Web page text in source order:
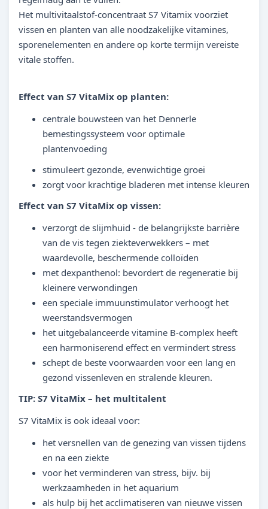
Het multivitaalstof-concentraat S7 Vitamix voorziet
vissen en planten van alle noodzakelijke vitamines,
sporenelementen en andere op korte termijn vereiste
vitale stoffen.
Effect van S7 VitaMix op planten:
centrale bouwsteen van het Dennerle
bemestingssysteem voor optimale
plantenvoeding
stimuleert gezonde, evenwichtige groei
zorgt voor krachtige bladeren met intense kleuren
Effect van S7 VitaMix op vissen:
verzorgt de slijmhuid - de belangrijkste barrière
van de vis tegen ziekteverwekkers – met
waardevolle, beschermende colloïden
met dexpanthenol: bevordert de regeneratie bij
kleinere verwondingen
een speciale immuunstimulator verhoogt het
weerstandsvermogen
het uitgebalanceerde vitamine B-complex heeft
een harmoniserend effect en vermindert stress
schept de beste voorwaarden voor een lang en
gezond vissenleven en stralende kleuren.
TIP: S7 VitaMix – het multitalent
S7 VitaMix is ook ideaal voor:
het versnellen van de genezing van vissen tijdens
en na een ziekte
voor het verminderen van stress, bijv. bij
werkzaamheden in het aquarium
als hulp bij het acclimatiseren van nieuwe vissen